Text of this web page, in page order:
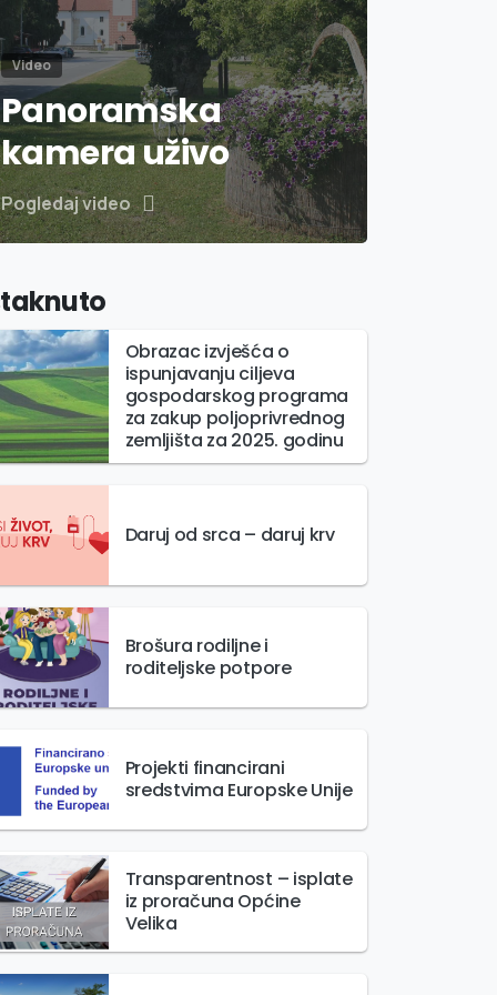
Video
Panoramska
kamera uživo
Pogledaj video
Obrazac izvješća o
ispunjavanju ciljeva
gospodarskog programa
za zakup poljoprivrednog
zemljišta za 2025. godinu
Daruj od srca – daruj krv
Brošura rodiljne i
roditeljske potpore
Projekti financirani
sredstvima Europske Unije
Transparentnost – isplate
iz proračuna Općine
Velika